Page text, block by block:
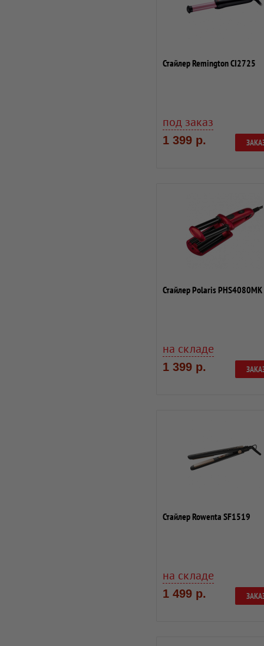
Стайлер Remington CI2725
под заказ
1 399 р.
Стайлер Polaris PHS4080MK
на складе
1 399 р.
Стайлер Rowenta SF1519
на складе
1 499 р.